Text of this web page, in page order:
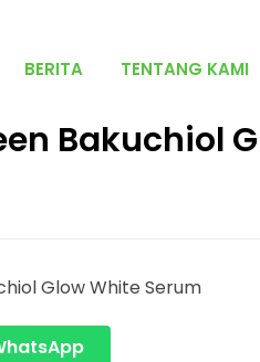
BERITA TENTANG KAMI
Bakuchiol
Glow White Serum